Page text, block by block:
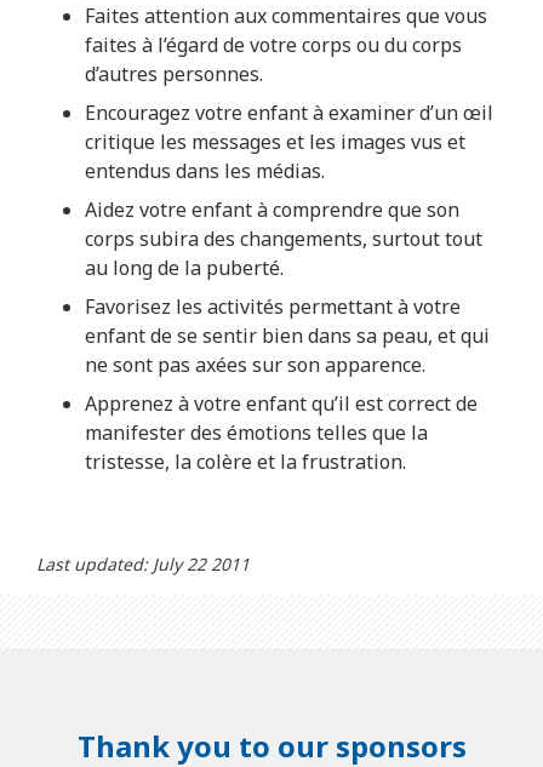
Faites attention aux commentaires que vous
faites à l’égard de votre corps ou du corps
d’autres personnes.
Encouragez votre enfant à examiner d’un œil
critique les messages et les images vus et
entendus dans les médias.
Aidez votre enfant à comprendre que son
corps subira des changements, surtout tout
au long de la puberté.
Favorisez les activités permettant à votre
enfant de se sentir bien dans sa peau, et qui
ne sont pas axées sur son apparence.
Apprenez à votre enfant qu’il est correct de
manifester des émotions telles que la
tristesse, la colère et la frustration.
Last updated: July 22 2011
Thank you to our sponsors